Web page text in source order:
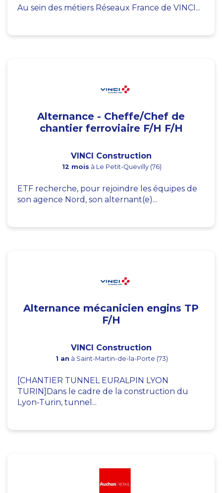
Au sein des métiers Réseaux France de VINCI...
Alternance - Cheffe/Chef de
chantier ferroviaire F/H F/H
VINCI Construction
12 mois à Le Petit-Quevilly (76)
ETF recherche, pour rejoindre les équipes de
son agence Nord, son alternant(e)...
Alternance mécanicien engins TP
F/H
VINCI Construction
1 an à Saint-Martin-de-la-Porte (73)
[CHANTIER TUNNEL EURALPIN LYON
TURIN]Dans le cadre de la construction du
Lyon-Turin, tunnel...